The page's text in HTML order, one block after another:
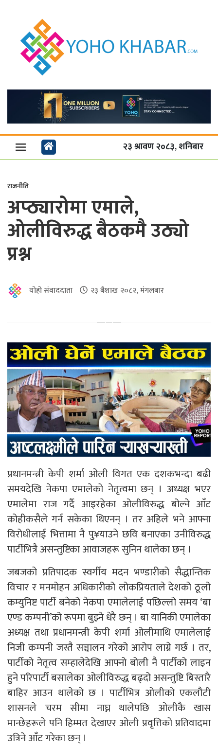
२३ श्रावण २०८३, शनिबार
राजनीति
अप्ठ्यारोमा एमाले,
ओलीविरुद्ध बैठकमै उठ्यो
प्रश्न
योहो संवाददाता २३ बैशाख २०८२, मंगलबार
प्रधानमन्त्री केपी शर्मा ओली विगत एक दशकभन्दा बढी
समयदेखि नेकपा एमालेको नेतृत्वमा छन् । अध्यक्ष भएर
एमालेमा राज गर्दै आइरहेका ओलीविरुद्ध बोल्ने आँट
कोहीकसैले गर्न सकेका थिएनन् । तर अहिले भने आफ्ना
विरोधीलाई भित्तामा नै पु¥याउने छवि बनाएका उनीविरुद्ध
पार्टीभित्रै असन्तुष्टिका आवाजहरू सुनिन थालेका छन् ।
जबजको प्रतिपादक स्वर्गीय मदन भण्डारीको सैद्धान्तिक
विचार र मनमोहन अधिकारीको लोकप्रियताले देशको ठूलो
कम्युनिष्ट पार्टी बनेको नेकपा एमालेलाई पछिल्लो समय ‘बा
एण्ड कम्पनी’को रूपमा बुझ्ने धेरै छन् । बा यानिकी एमालेका
अध्यक्ष तथा प्रधानमन्त्री केपी शर्मा ओलीमाथि एमालेलाई
निजी कम्पनी जस्तै सञ्चालन गरेको आरोप लाग्ने गर्छ । तर,
पार्टीको नेतृत्व सम्हालेदेखि आफ्नो बोली नै पार्टीको लाइन
हुने परिपार्टी बसालेका ओलीविरुद्ध बढ्दो असन्तुष्टि बिस्तारै
बाहिर आउन थालेको छ । पार्टीभित्र ओलीको एकलौटी
शासनले चरम सीमा नाघ्न थालेपछि ओलीकै खास
मान्छेहरूले पनि हिम्मत देखाएर ओली प्रवृत्तिको प्रतिवादमा
उत्रिने आँट गरेका छन् ।